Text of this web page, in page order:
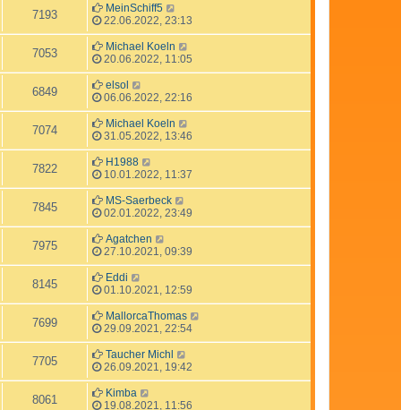
7193
MeinSchiff5
22.06.2022, 23:13
7053
Michael Koeln
20.06.2022, 11:05
6849
elsol
06.06.2022, 22:16
7074
Michael Koeln
31.05.2022, 13:46
7822
H1988
10.01.2022, 11:37
7845
MS-Saerbeck
02.01.2022, 23:49
7975
Agatchen
27.10.2021, 09:39
8145
Eddi
01.10.2021, 12:59
7699
MallorcaThomas
29.09.2021, 22:54
7705
Taucher Michl
26.09.2021, 19:42
8061
Kimba
19.08.2021, 11:56